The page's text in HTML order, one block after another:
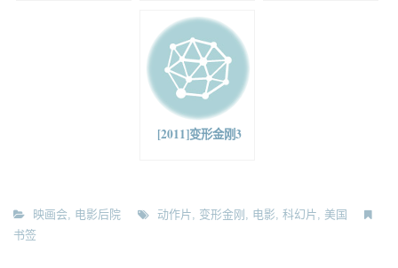
[2011]变形金刚3
映画会, 电影后院 动作片, 变形金刚 , 电影, 科幻片, 美国
书签